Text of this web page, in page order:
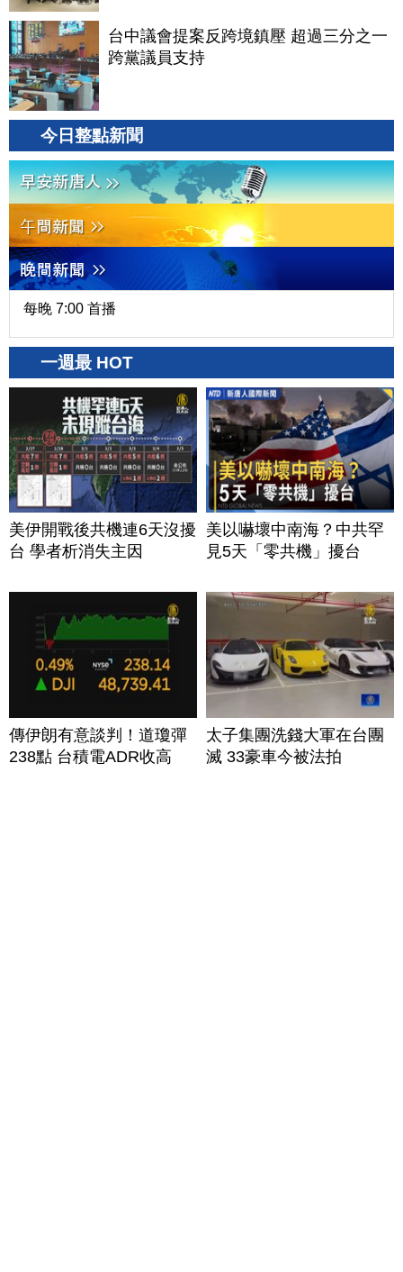
台中議會提案反跨境鎮壓 超過三分之一
跨黨議員支持
今日整點新聞
每晚 7:00 首播
一週最 HOT
美伊開戰後共機連6天沒擾
台 學者析消失主因
美以嚇壞中南海？中共罕
見5天「零共機」擾台
傳伊朗有意談判！道瓊彈
238點 台積電ADR收高
太子集團洗錢大軍在台團
滅 33豪車今被法拍